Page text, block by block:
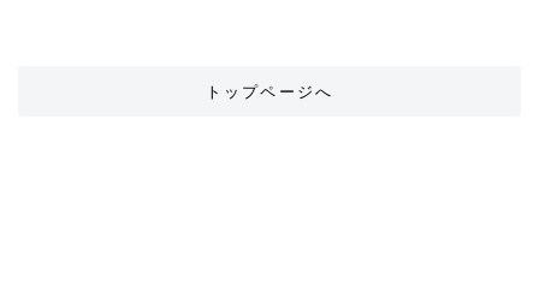
トップページへ